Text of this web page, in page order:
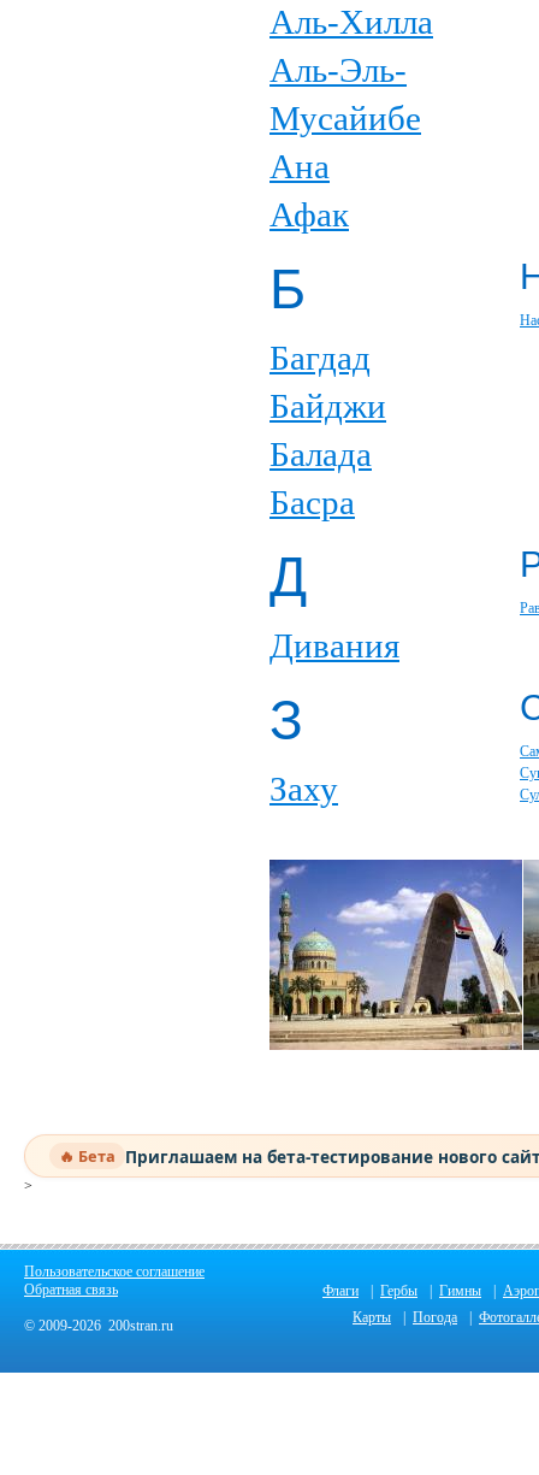
Аль-Хилла
Аль-Эль-
Мусайибе
Ана
Афак
Б
Багдад
Байджи
Балада
Басра
Д
Дивания
З
Заху
🔥 Бета Приглашаем на бета-тестирование нового
>
Пользовательское соглашение
Обратная связь
© 2009-2026 200stran.ru
Флаги Гербы Гимны
Карты
Погода